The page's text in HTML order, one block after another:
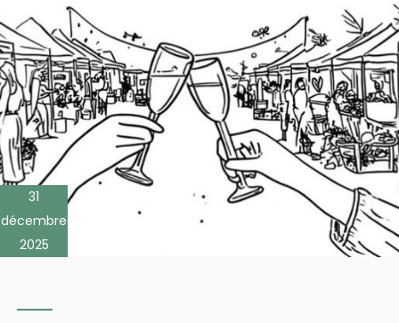
31
décembre
2025